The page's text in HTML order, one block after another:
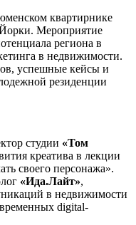
квартирнике
Йорки. Мероприятие
региона в
в недвижимости.
успешные кейсы и
резиденции
студии «Том
креатива в лекции
своего персонажа».
«Ида.Лайт»,
в недвижимости
digital-